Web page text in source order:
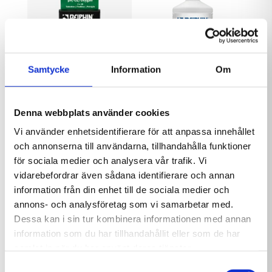
Samtycke Information Om
Denna webbplats använder cookies
Vi använder enhetsidentifierare för att anpassa innehållet
och annonserna till användarna, tillhandahålla funktioner
för sociala medier och analysera vår trafik. Vi
vidarebefordrar även sådana identifierare och annan
information från din enhet till de sociala medier och
annons- och analysföretag som vi samarbetar med.
Dessa kan i sin tur kombinera informationen med annan
information som du har tillhandahållit eller som de har
Plus och Baqua Shock för att skapa en komplett
rutin för klorfri poolskötsel. Produkten hjälper
badsäsongen.
enligt rekommenderad dosering och alltid
tillsammans med övriga produkter i samma
behandlingssystem. Kontrollera även pH värde
och alkalinitet regelbundet, eftersom rätt
vattenbalans gör behandlingen mer effektiv och
hjälper poolvattnet att hålla sig klart längre.
alternativ för poolen och samtidigt vill följa en
tydlig och beprövad vattenvårdsrutin.
139,00 kr 199,00